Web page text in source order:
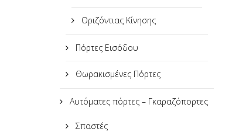
Οριζόντιας Κίνησης
Πόρτες Εισόδου
Θωρακισμένες Πόρτες
Αυτόματες πόρτες – Γκαραζόπορτες
Σπαστές